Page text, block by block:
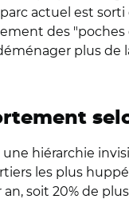
actuel est sorti
des "poches
plus
hiérarchie
les plus
soit 20% de